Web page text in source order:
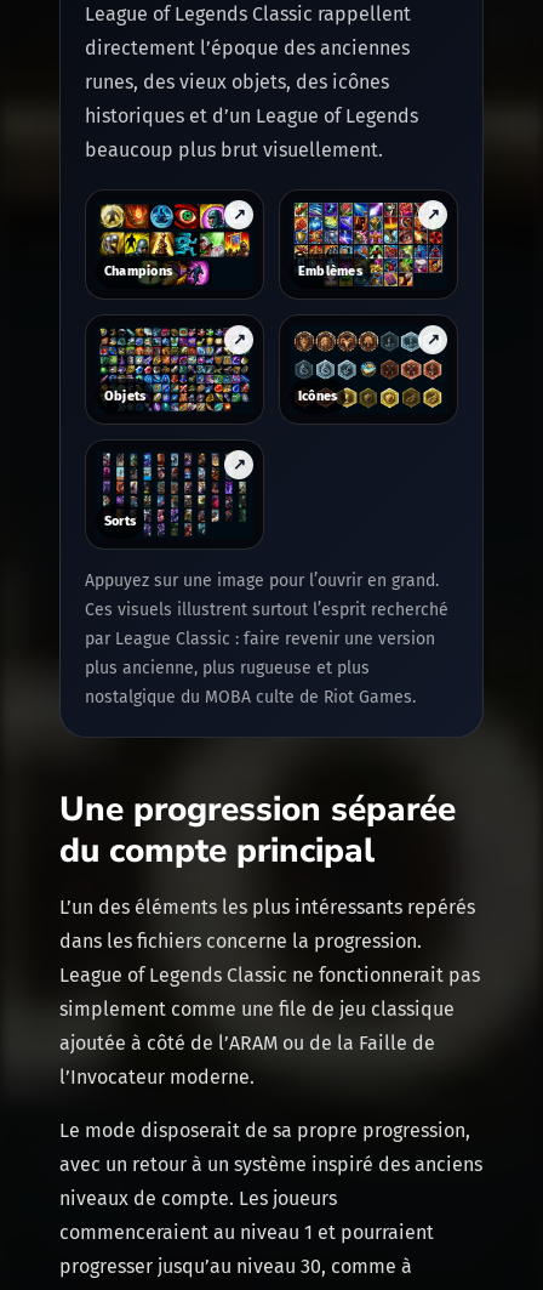
League of Legends Classic rappellent
directement l’époque des anciennes
runes, des vieux objets, des icônes
historiques et d’un League of Legends
beaucoup plus brut visuellement.
Champions Emblèmes
Objets Icônes
Sorts
Appuyez sur une image pour l’ouvrir en grand.
Ces visuels illustrent surtout l’esprit recherché
par League Classic : faire revenir une version
plus ancienne, plus rugueuse et plus
nostalgique du MOBA culte de Riot Games.
Une progression séparée
du compte principal
L’un des éléments les plus intéressants repérés
dans les fichiers concerne la progression.
League of Legends Classic ne fonctionnerait pas
simplement comme une file de jeu classique
ajoutée à côté de l’ARAM ou de la Faille de
l’Invocateur moderne.
Le mode disposerait de sa propre progression,
avec un retour à un système inspiré des anciens
niveaux de compte. Les joueurs
commenceraient au niveau 1 et pourraient
progresser jusqu’au niveau 30, comme à